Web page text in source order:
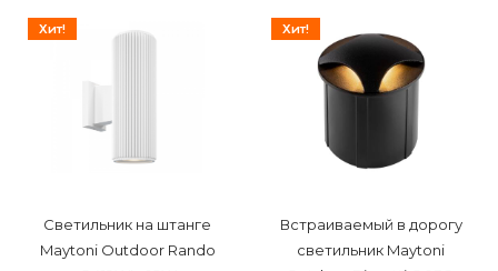
Хит!
Светильник на штанге
Maytoni Outdoor Rando
Хит!
Встраиваемый в дорогу
светильник Maytoni